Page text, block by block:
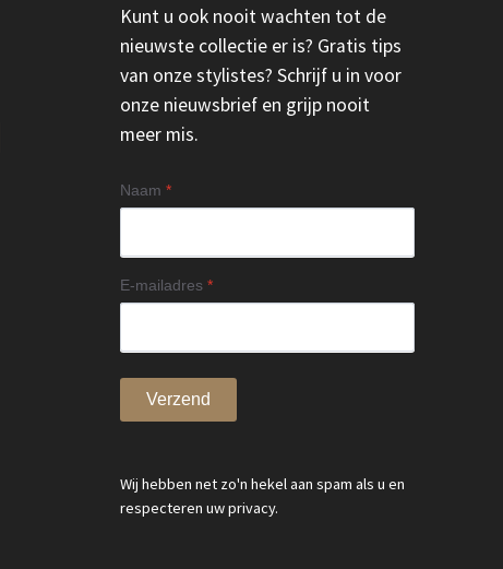
Kunt u ook nooit wachten tot de
nieuwste collectie er is? Gratis tips
van onze stylistes? Schrijf u in voor
onze nieuwsbrief en grijp nooit
meer mis.
Naam *
E-mailadres *
Verzend
Wij hebben net zo'n hekel aan spam als u en
respecteren uw privacy.